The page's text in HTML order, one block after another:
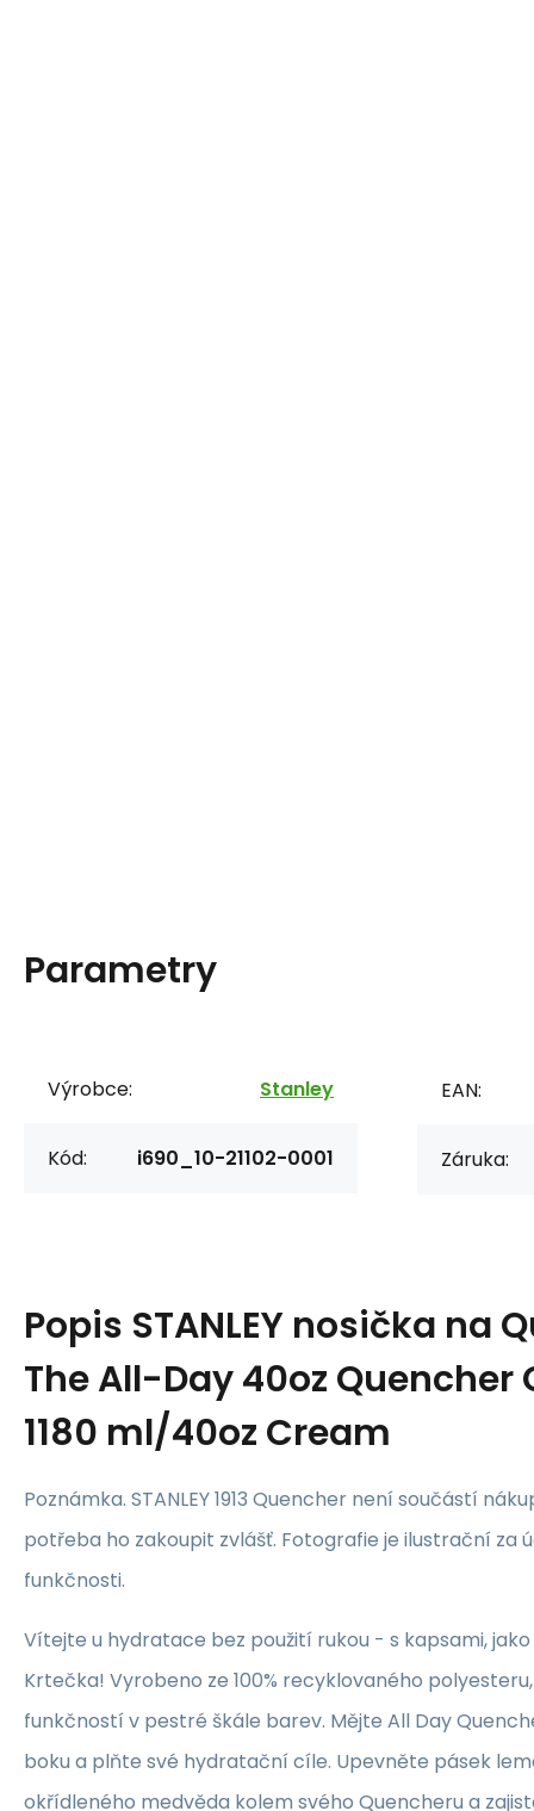
Parametry
Výrobce: Stanley
Kód: i690_10-21102-0001
EAN:
Záruka:
Popis STANLEY nosička na
The All-Day 40oz
1180 ml/40oz Cream
Poznámka. STANLEY 1913 Quencher není součástí
potřeba ho zakoupit zvlášť. Fotografie je ilustrační za
funkčnosti.
Vítejte u hydratace bez použití rukou - s kapsami,
Krtečka! Vyrobeno ze 100% recyklovaného
funkčností v pestré škále barev. Mějte All Day
boku a plňte své hydratační cíle. Upevněte pásek
okřídleného medvěda kolem svého Quencheru a